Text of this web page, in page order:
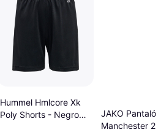
Hummel Hmlcore Xk
Poly Shorts - Negro
JAKO
Manchester